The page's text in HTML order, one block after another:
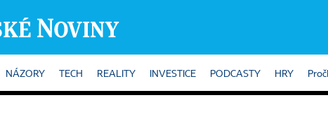
NÁZORY TECH REALITY INVESTICE PODCASTY HRY